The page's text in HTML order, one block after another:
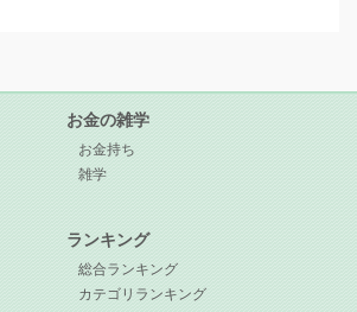
お金の雑学
お金持ち
雑学
ランキング
総合ランキング
カテゴリランキング